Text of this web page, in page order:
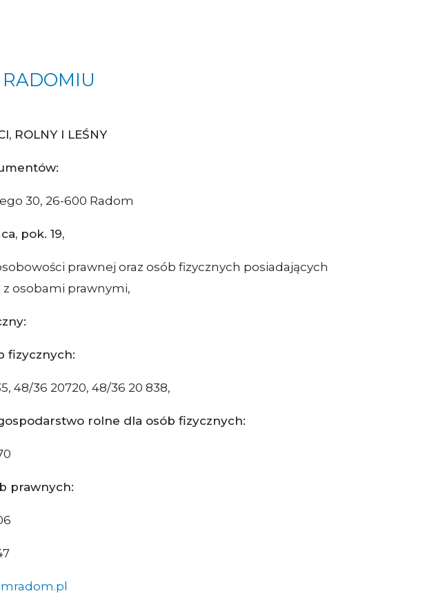
ROLNY I LEŚNY
30, 26-600 Radom
pok. 19,
prawnej oraz osób fizycznych posiadających
z osobami prawnymi,
fizycznych:
48/36 20720, 48/36 20 838,
rolne dla osób fizycznych:
prawnych: